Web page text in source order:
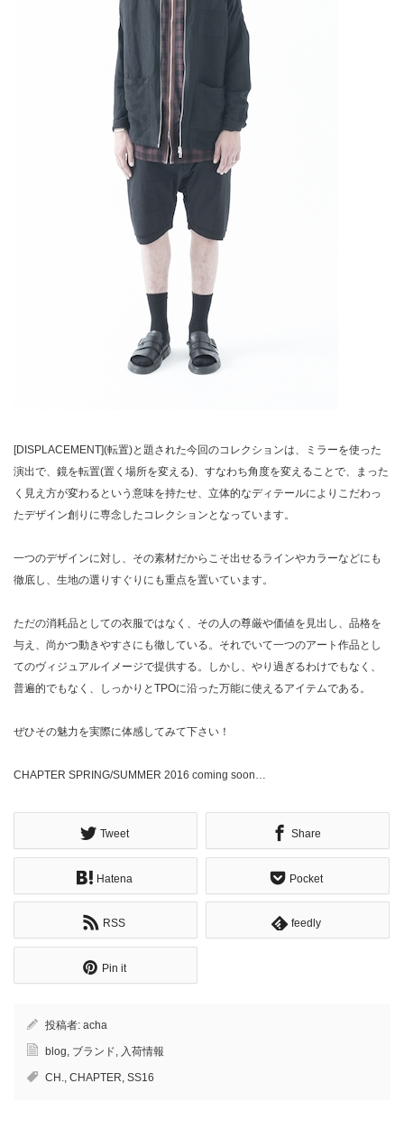
[DISPLACEMENT](転置)と題された今回のコレクションは、ミラーを使った
演出で、鏡を転置(置く場所を変える)、すなわち角度を変えることで、まった
く見え方が変わるという意味を持たせ、立体的なディテールによりこだわっ
たデザイン創りに専念したコレクションとなっています。
一つのデザインに対し、その素材だからこそ出せるラインやカラーなどにも
徹底し、生地の選りすぐりにも重点を置いています。
ただの消耗品としての衣服ではなく、その人の尊厳や価値を見出し、品格を
与え、尚かつ動きやすさにも徹している。それでいて一つのアート作品とし
てのヴィジュアルイメージで提供する。しかし、やり過ぎるわけでもなく、
普遍的でもなく、しっかりとTPOに沿った万能に使えるアイテムである。
ぜひその魅力を実際に体感してみて下さい！
CHAPTER SPRING/SUMMER 2016 coming soon…
Tweet Share
Hatena Pocket
RSS feedly
Pin it
投稿者: acha
blog, ブランド, 入荷情報
CH., CHAPTER, SS16